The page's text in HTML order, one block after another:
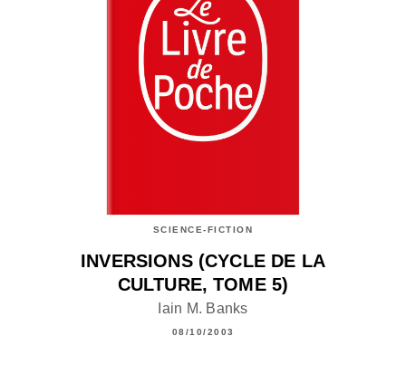
SCIENCE-FICTION
INVERSIONS (CYCLE DE LA
CULTURE, TOME 5)
Iain M. Banks
08/10/2003